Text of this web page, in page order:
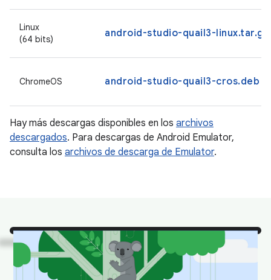
Linux
(64 bits)
android-studio-quail3-linux.tar.gz
ChromeOS android-studio-quail3-cros.deb
Hay más descargas disponibles en los archivos
descargados. Para descargas de Android Emulator,
consulta los archivos de descarga de Emulator.